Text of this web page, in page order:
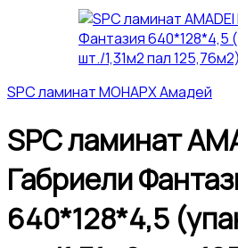
SPC ламинат МОНАРХ Амадей
SPC ламинат
Габриели
640*128*4,5